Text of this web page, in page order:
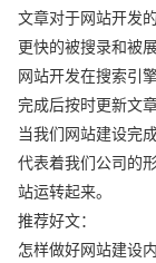
文章对于网站开发
更快的被搜录和被
网站开发在搜索引
完成后按时更新文
当我们网站建设完
代表着我们公司的
站运转起来。
推荐好文：
怎样做好网站建设